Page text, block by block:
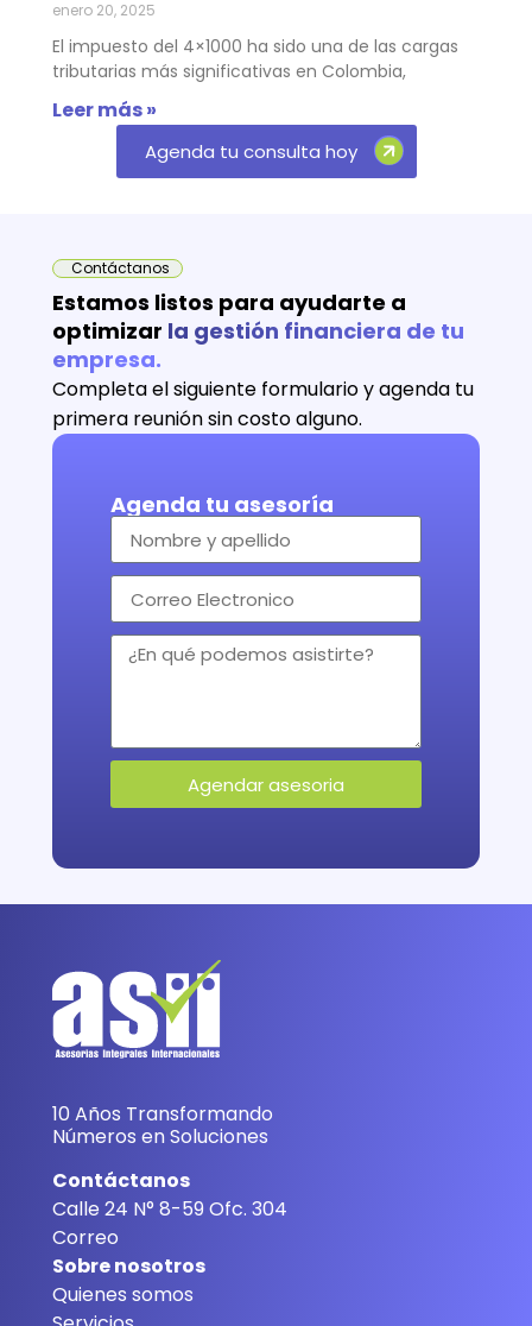
enero 20, 2025
El impuesto del 4×1000 ha sido una de las cargas
tributarias más significativas en Colombia,
Leer más »
Agenda tu consulta hoy
Contáctanos
Estamos listos para ayudarte a
optimizar la gestión financiera de tu
empresa.
Completa el siguiente formulario y agenda tu
primera reunión sin costo alguno.
Agenda tu asesoría
Agendar asesoria
10 Años Transformando
Números en Soluciones
Contáctanos
Calle 24 N° 8-59 Ofc. 304
Correo
Sobre nosotros
Quienes somos